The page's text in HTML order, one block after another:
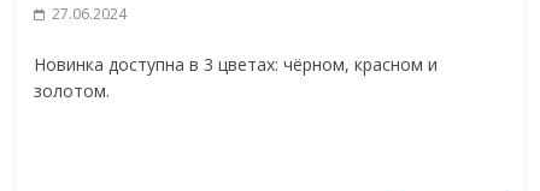
27.06.2024
Новинка доступна в 3 цветах: чёрном, красном и
золотом.